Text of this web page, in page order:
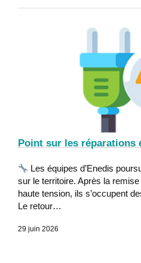
Point sur les réparations
Les équipes d’Enedis
sur le territoire. Après la
haute tension, ils s’occupent
Le retour…
29 juin 2026